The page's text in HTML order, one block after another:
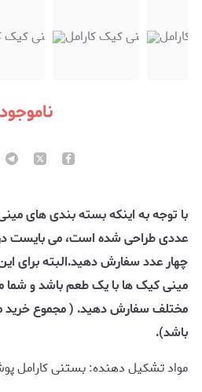
ناموجود
عددی طراحی شده است، می بایست در
چهار عدد سفارش دهید.البته برای
مینی کیک ها با یک طعم باشد و شما
باشد).
مواد تشکیل دهنده: بستنی کارامل